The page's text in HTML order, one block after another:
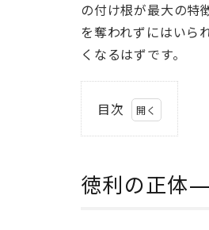
の付け根が最大の特
を奪われずにはいら
くなるはずです。
目次
の
徳利の正体